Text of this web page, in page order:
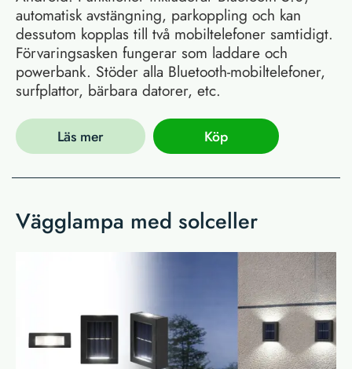
automatisk avstängning, parkoppling och kan
dessutom kopplas till två mobiltelefoner samtidigt.
Förvaringsasken fungerar som laddare och
powerbank. Stöder alla Bluetooth-mobiltelefoner,
surfplattor, bärbara datorer, etc.
Läs mer Köp
Vägglampa med solceller